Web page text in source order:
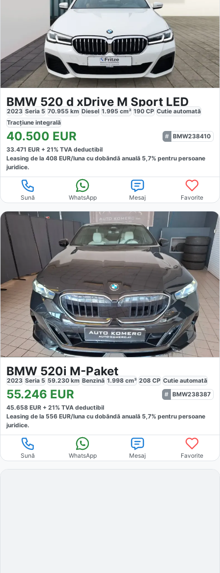
BMW 520 d xDrive M Sport LED
2023 Seria 5 70.955 km Diesel 1.995 cm³ 190 CP Cutie automată
Tracțiune integrală
40.500 EUR
BMW238410
33.471 EUR + 21% TVA deductibil
Leasing de la 408 EUR/luna cu dobăndă anuală 5,7% pentru persoane
juridice.
Sună WhatsApp Mesaj Favorite
BMW 520i M-Paket
2023 Seria 5 59.230 km Benzină 1.998 cm³ 208 CP Cutie automată
55.246 EUR
BMW238387
45.658 EUR + 21% TVA deductibil
Leasing de la 556 EUR/luna cu dobăndă anuală 5,7% pentru persoane
juridice.
Sună WhatsApp Mesaj Favorite